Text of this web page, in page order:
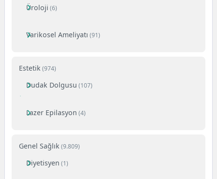
Üroloji (6)
Varikosel Ameliyatı (91)
Estetik (974)
Dudak Dolgusu (107)
Lazer Epilasyon (4)
Genel Sağlık (9.809)
Diyetisyen (1)